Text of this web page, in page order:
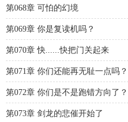
第068章 可怕的幻境
第069章 你是复读机吗？
第070章 快......快把门关起来
第071章 你们还能再无耻一点吗？
第072章 你们是不是跑错方向了？
第073章 剑龙的悲催开始了